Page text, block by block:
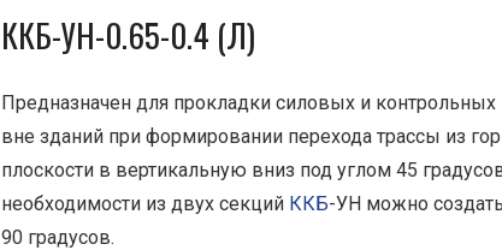
ККБ-УН-0.65-0.4 (Л)
Предназначен для прокладки силовых и контрольных
вне зданий при формировании перехода трассы из
плоскости в вертикальную вниз под углом 45
необходимости из двух секций ККБ-УН можно
90 градусов.